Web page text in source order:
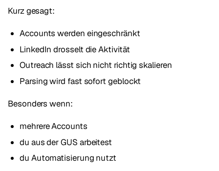
Kurz gesagt:
Accounts werden eingeschränkt
LinkedIn drosselt die Aktivität
Outreach lässt sich nicht richtig skalieren
Parsing wird fast sofort geblockt
Besonders wenn:
mehrere Accounts
du aus der GUS arbeitest
du Automatisierung nutzt